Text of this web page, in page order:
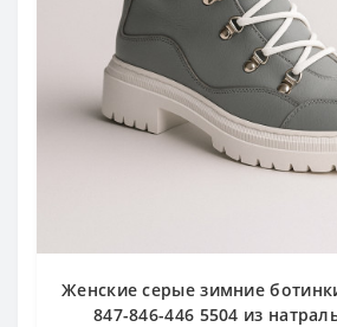
Женские серые зимние
847-846-446 5504 из